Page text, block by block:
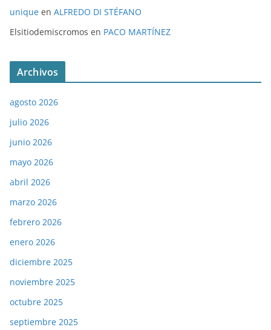
unique en ALFREDO DI STÉFANO
Elsitiodemiscromos en PACO MARTÍNEZ
Archivos
agosto 2026
julio 2026
junio 2026
mayo 2026
abril 2026
marzo 2026
febrero 2026
enero 2026
diciembre 2025
noviembre 2025
octubre 2025
septiembre 2025